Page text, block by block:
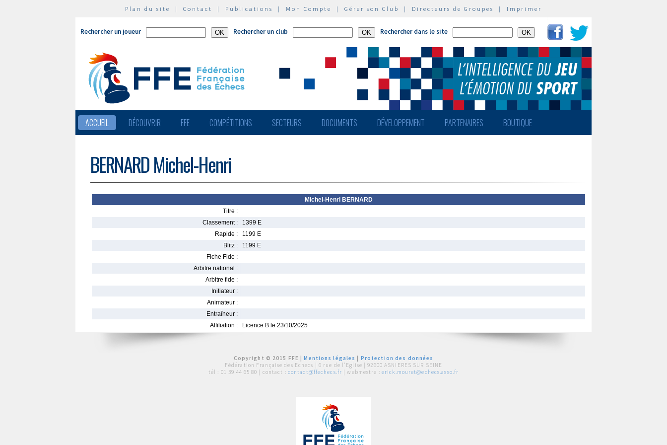
Plan du site | Contact | Publications | Mon Compte | Gérer son Club | Directeurs de Groupes | Imprimer
Rechercher un joueur Rechercher un club Rechercher dans le site
ACCUEIL DÉCOUVRIR FFE COMPÉTITIONS SECTEURS DOCUMENTS DÉVELOPPEMENT PARTENAIRES BOUTIQUE
BERNARD Michel-Henri
Michel-Henri BERNARD
Titre :
Classement :
1399 E
Rapide :
1199 E
Blitz :
1199 E
Fiche Fide :
Arbitre national :
Arbitre fide :
Initiateur :
Animateur :
Entraîneur :
Affiliation :
Licence B le 23/10/2025
Copyright © 2015 FFE |Mentions légales
Protection des données
Fédération Française des Echecs | 6 rue de l'Eglise | 92600 ASNIERES SUR SEINE
tél : 01 39 44 65 80 | contact : contact@ffechecs.fr | webmestre : erick.mouret@echecs.asso.fr